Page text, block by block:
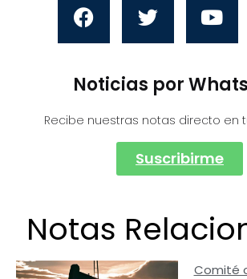
Noticias por
Recibe nuestras notas directo en
Suscribirme
Notas
Comité